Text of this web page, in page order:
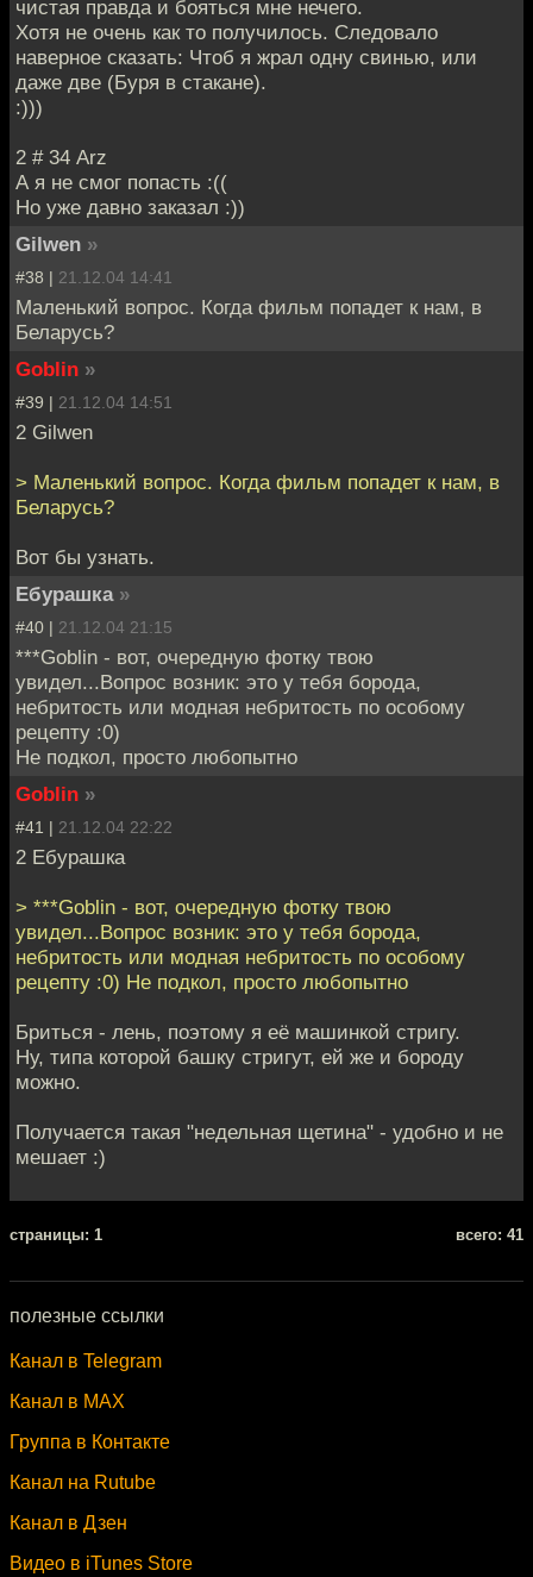
чистая правда и бояться мне нечего.
Хотя не очень как то получилось. Следовало
наверное сказать: Чтоб я жрал одну свинью, или
даже две (Буря в стакане).
:)))
2 # 34 Arz
А я не смог попасть :((
Но уже давно заказал :))
Gilwen »
#38 | 21.12.04 14:41
Маленький вопрос. Когда фильм попадет к нам, в
Беларусь?
Goblin »
#39 | 21.12.04 14:51
2 Gilwen
> Маленький вопрос. Когда фильм попадет к нам, в
Беларусь?
Вот бы узнать.
Ебурашка »
#40 | 21.12.04 21:15
***Goblin - вот, очередную фотку твою
увидел...Вопрос возник: это у тебя борода,
небритость или модная небритость по особому
рецепту :0)
Не подкол, просто любопытно
Goblin »
#41 | 21.12.04 22:22
2 Ебурашка
> ***Goblin - вот, очередную фотку твою
увидел...Вопрос возник: это у тебя борода,
небритость или модная небритость по особому
рецепту :0) Не подкол, просто любопытно
Бриться - лень, поэтому я её машинкой стригу.
Ну, типа которой башку стригут, ей же и бороду
можно.
Получается такая "недельная щетина" - удобно и не
мешает :)
cтраницы: 1 всего: 41
полезные ссылки
Канал в Telegram
Канал в MAX
Группа в Контакте
Канал на Rutube
Канал в Дзен
Видео в iTunes Store